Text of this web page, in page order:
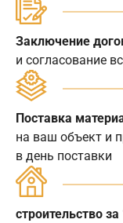
Заключение
и согласование
Поставка
на ваш объект и
в день поставки
строительство